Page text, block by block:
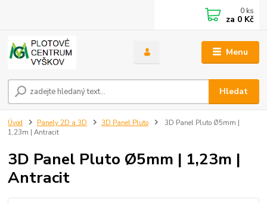
Menu
Hledat
0 ks
za 0 Kč
Úvod Panely 2D a 3D 3D Panel Pluto
3D Panel Pluto Ø5mm |
1,23m | Antracit
3D Panel Pluto Ø5mm | 1,23m |
Antracit